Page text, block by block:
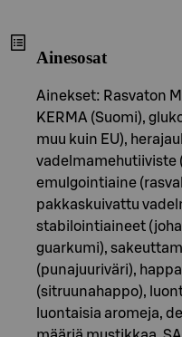
Ainesosat
Ainekset: Rasvaton
KERMA (Suomi),
muu kuin EU),
vadelmamehutiiviste
emulgointiaine
pakkaskuivattu
stabilointiaineet
guarkumi),
(punajuuriväri),
(sitruunahappo),
luontaisia aromeja,